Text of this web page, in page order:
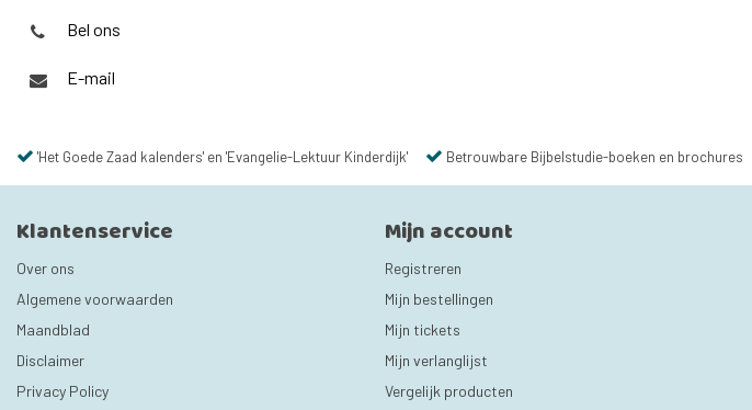
Bel ons
E-mail
'Het Goede Zaad kalenders' en 'Evangelie-Lektuur Kinderdijk' Betrouwbare Bijbelstudie-boeken en brochures
Klantenservice
Over ons
Algemene voorwaarden
Maandblad
Disclaimer
Privacy Policy
Mijn account
Registreren
Mijn bestellingen
Mijn tickets
Mijn verlanglijst
Vergelijk producten